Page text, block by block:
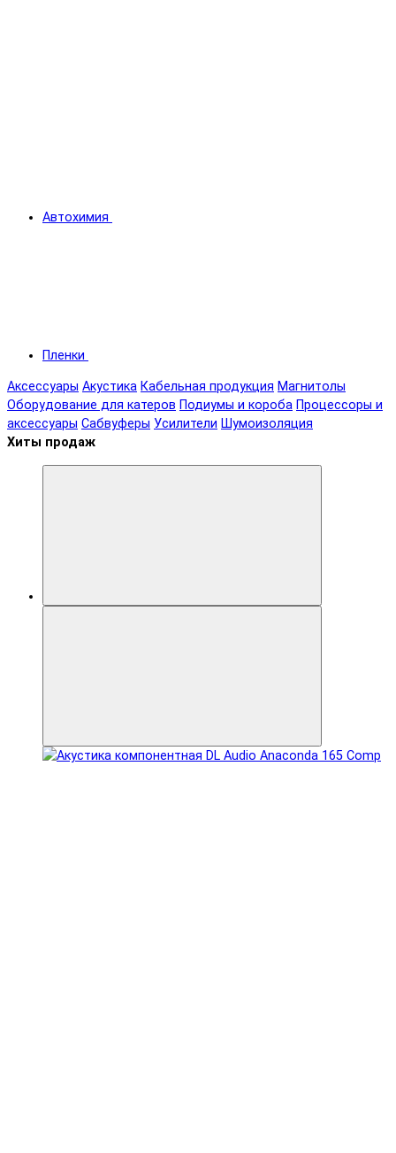
Автохимия
Пленки
Аксессуары Акустика Кабельная продукция Магнитолы
Оборудование для катеров Подиумы и короба Процессоры и
аксессуары Сабвуферы Усилители Шумоизоляция
Хиты продаж